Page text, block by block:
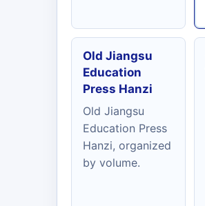
Old Jiangsu
Education
Press Hanzi
Old Jiangsu
Education Press
Hanzi, organized
by volume.